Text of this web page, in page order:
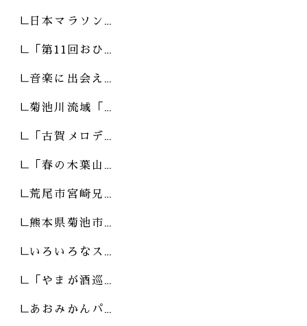
日本マラソン…
「第11回おひ…
音楽に出会え…
菊池川流域「…
「古賀メロデ…
「春の木葉山…
荒尾市宮崎兄…
熊本県菊池市…
いろいろなス…
「やまが酒巡…
あおみかんパ…